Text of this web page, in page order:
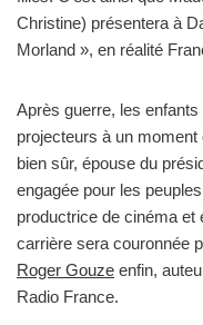
Christine) présentera à
Morland », en réalité
Après guerre, les
projecteurs à un moment
bien sûr, épouse du
engagée pour les
productrice de cinéma et
carrière sera couronnée
Roger Gouze enfin,
Radio France.